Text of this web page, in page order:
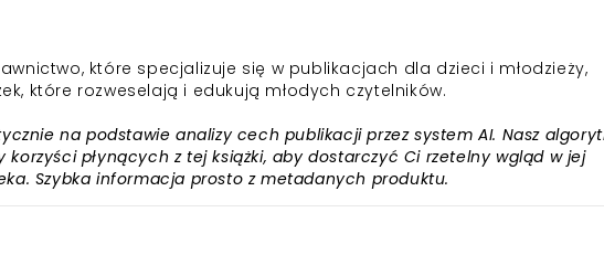
które specjalizuje się w publikacjach dla dzieci i młodzieży,
które rozweselają i edukują młodych czytelników.
na podstawie analizy cech publikacji przez system AI. Nasz
korzyści płynących z tej książki, aby dostarczyć Ci rzetelny wgląd w jej
Szybka informacja prosto z metadanych produktu.